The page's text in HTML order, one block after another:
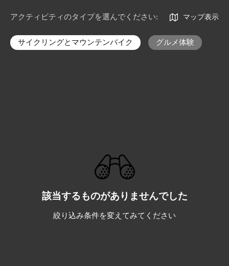
アクティビティのタイプを選んでください: マップ表示
サイクリングとマウンテンバイク グルメ体験
該当するものがありませんでした
絞り込み条件を変えてみてください